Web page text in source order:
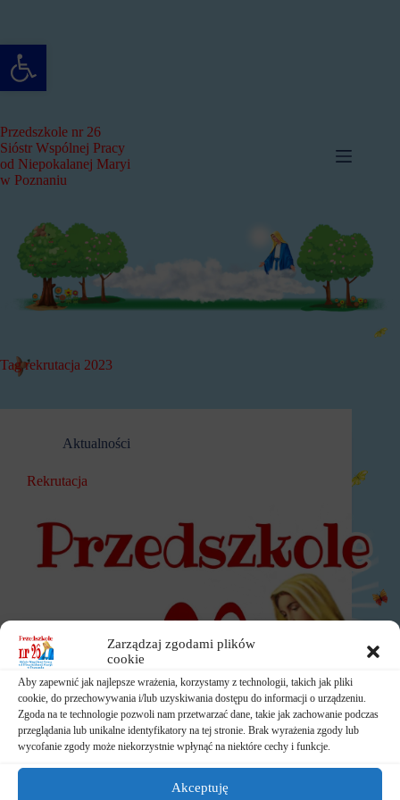
Otwórz pasek narzędzi
Zarządzaj zgodami plików
cookie
Aby zapewnić jak najlepsze wrażenia, korzystamy z technologii, takich jak pliki
cookie, do przechowywania i/lub uzyskiwania dostępu do informacji o urządzeniu.
Zgoda na te technologie pozwoli nam przetwarzać dane, takie jak zachowanie podczas
przeglądania lub unikalne identyfikatory na tej stronie. Brak wyrażenia zgody lub
wycofanie zgody może niekorzystnie wpłynąć na niektóre cechy i funkcje.
Akceptuję
Przedszkole nr 26
Sióstr Wspólnej Pracy
od Niepokalanej Maryi
w Poznaniu
Tagrekrutacja 2023
Aktualności
Rekrutacja